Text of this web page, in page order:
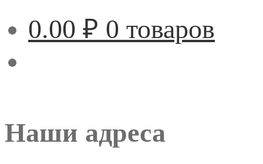
0.00 ₽ 0 товаров
Наши адреса